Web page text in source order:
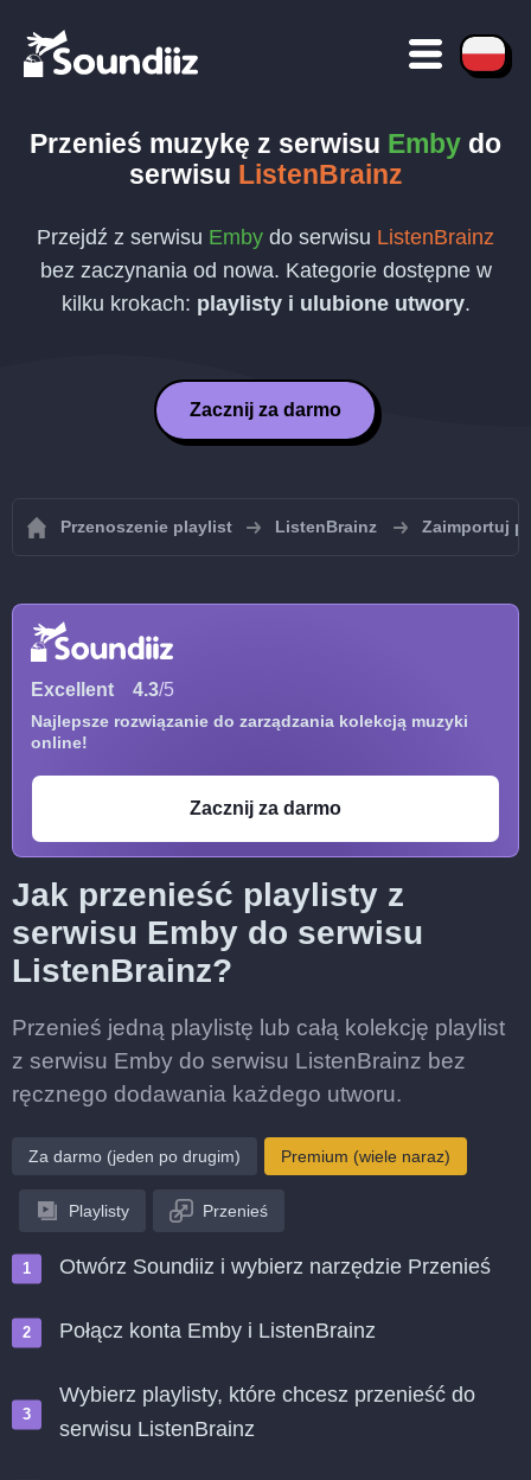
Przenieś muzykę z serwisu Emby do
serwisu ListenBrainz
Przejdź z serwisu Emby do serwisu ListenBrainz
bez zaczynania od nowa. Kategorie dostępne w
kilku krokach: playlisty i ulubione utwory.
Zacznij za darmo
Przenoszenie playlist ListenBrainz Zaimportuj
Excellent 4.3/5
Najlepsze rozwiązanie do zarządzania kolekcją muzyki
online!
Zacznij za darmo
Jak przenieść playlisty z
serwisu Emby do serwisu
ListenBrainz?
Przenieś jedną playlistę lub całą kolekcję playlist
z serwisu Emby do serwisu ListenBrainz bez
ręcznego dodawania każdego utworu.
Za darmo (jeden po drugim) Premium (wiele naraz)
Playlisty Przenieś
Otwórz Soundiiz i wybierz narzędzie Przenieś
Połącz konta Emby i ListenBrainz
Wybierz playlisty, które chcesz przenieść do
serwisu ListenBrainz